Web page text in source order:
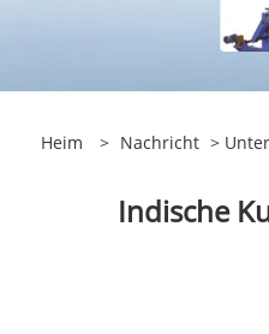
Heim > Nachricht >
Indische